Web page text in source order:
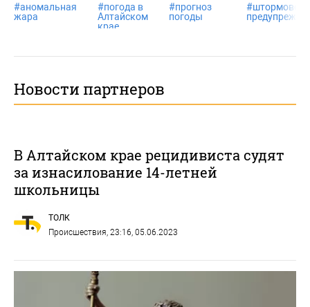
#аномальная
жара
#погода в
Алтайском
крае
#прогноз
погоды
#штормовое
Новости партнеров
В Алтайском крае рецидивиста судят
за изнасилование 14-летней
школьницы
ТОЛК
Происшествия , 23:16, 05.06.2023